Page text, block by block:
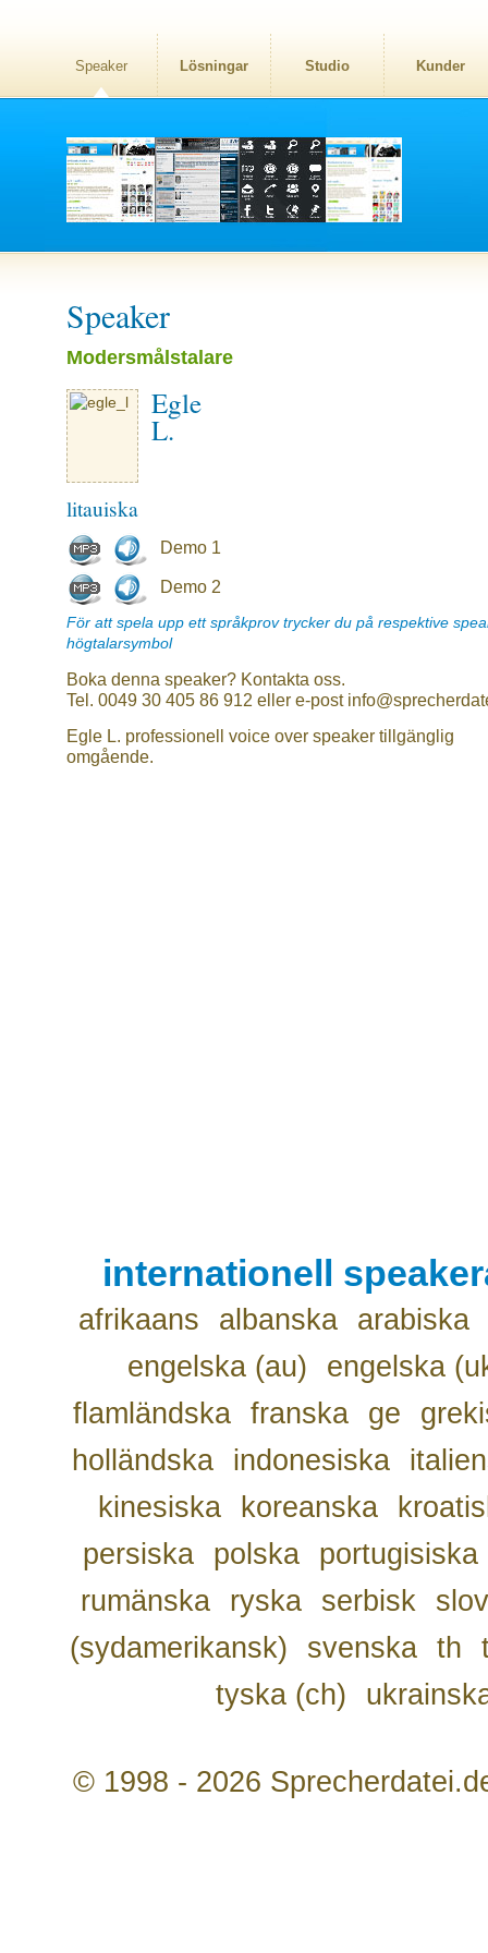
Speaker Lösningar Studio Kunder
Speaker
Modersmålstalare
Egle
L.
litauiska
Demo 1
Demo 2
För att spela upp ett språkprov trycker du på respektive
högtalarsymbol
Boka denna speaker? Kontakta oss.
Tel. 0049 30 405 86 912 eller e-post
Egle L. professionell voice over speaker tillgänglig
omgående.
internationell
afrikaans albanska
arabiska
engelska (au)
engelska
flamländska franska ge
holländska
indonesiska
kinesiska
koreanska
persiska
polska
portugisiska
rumänska
ryska serbisk
(sydamerikansk)
svenska th
tyska (ch)
© 1998 - 2026